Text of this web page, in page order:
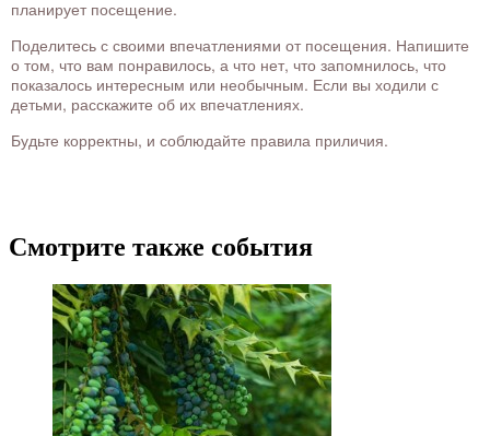
планирует посещение.
Поделитесь с своими впечатлениями от посещения. Напишите
о том, что вам понравилось, а что нет, что запомнилось, что
показалось интересным или необычным. Если вы ходили с
детьми, расскажите об их впечатлениях.
Будьте корректны, и соблюдайте правила приличия.
Смотрите также события